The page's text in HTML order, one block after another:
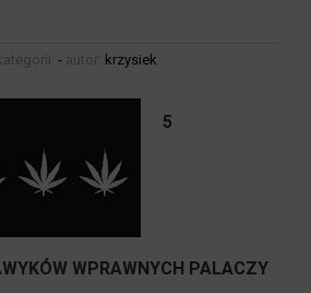
- autor: krzysiek
5
WPRAWNYCH PALACZY